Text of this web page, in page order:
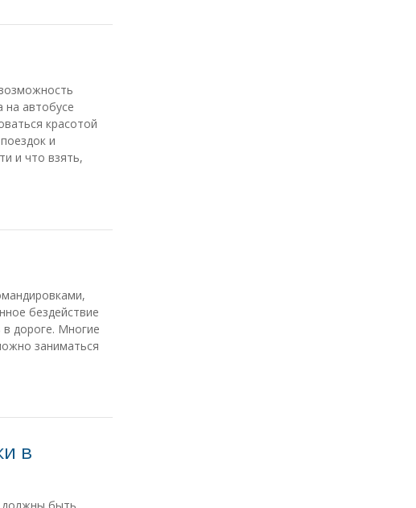
на автобусе
красотой
и
и что взять,
бездействие
в дороге. Многие
заниматься
в